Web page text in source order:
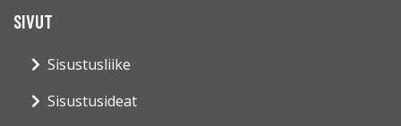
SIVUT
Sisustusliike
Sisustusideat